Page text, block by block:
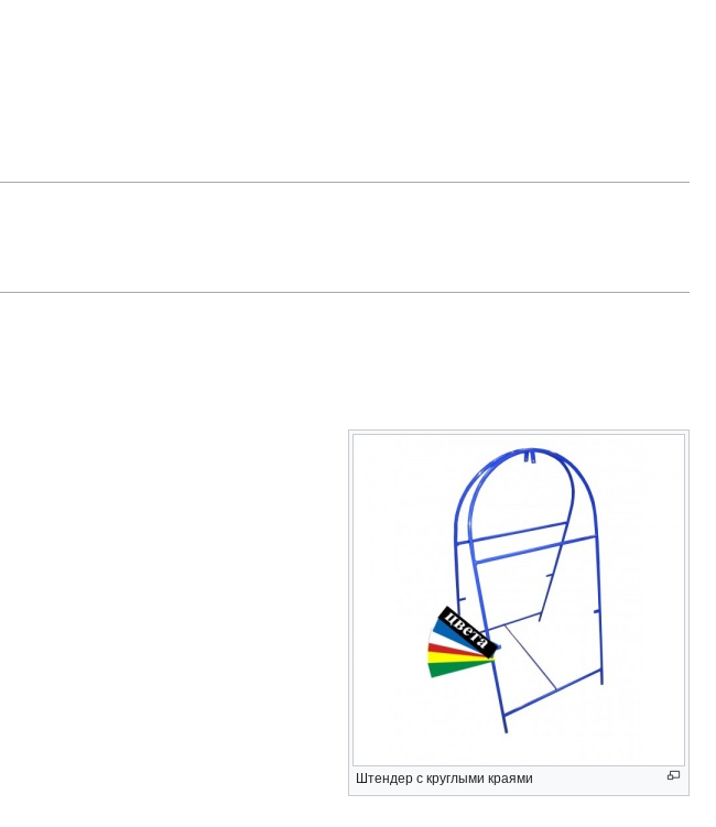
Штендер с круглыми краями